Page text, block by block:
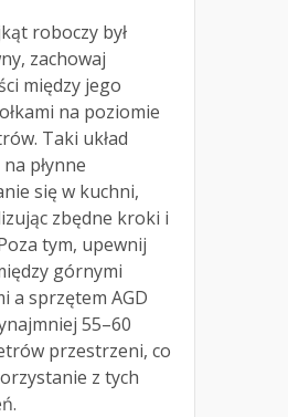
roboczy był
zachowaj
między jego
na poziomie
Taki układ
płynne
się w kuchni,
zbędne kroki i
tym, upewnij
górnymi
a sprzętem AGD
55–60
przestrzeni, co
z tych